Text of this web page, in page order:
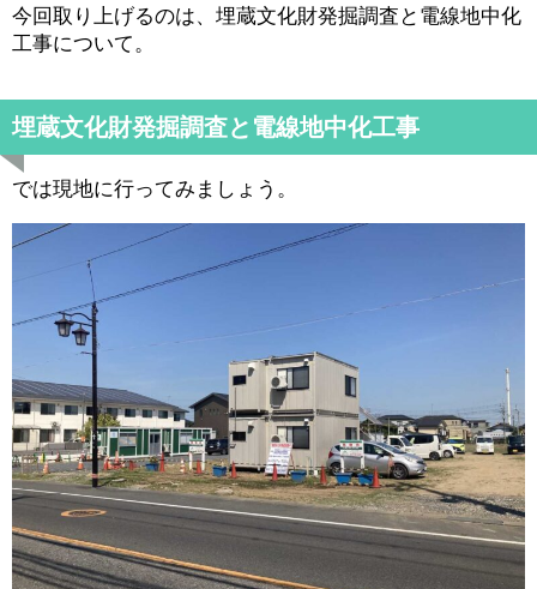
今回取り上げるのは、埋蔵文化財発掘調査と電線地中化
工事について。
埋蔵文化財発掘調査と電線地中化工事
では現地に行ってみましょう。